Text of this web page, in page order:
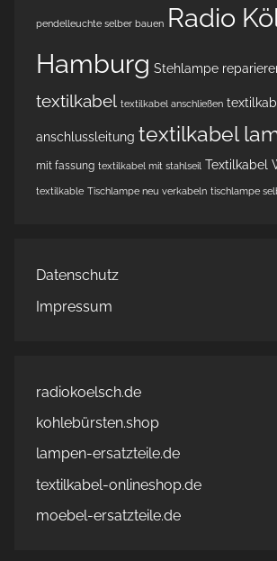
pendelleuchte selber bauen Radio
Hamburg Stehlampe
textilkabel textilkabel anschließen
anschlussleitung textilkabel
mit fassung textilkabel mit stahlseil Textilkabel
textilkable Tischlampe neu verkabeln tischlampe
Datenschutz
Impressum
radiokoelsch.de
kohlebürsten.shop
lampen-ersatzteile.de
textilkabel-onlineshop.de
moebel-ersatzteile.de